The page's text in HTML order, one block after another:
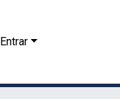
Entrar